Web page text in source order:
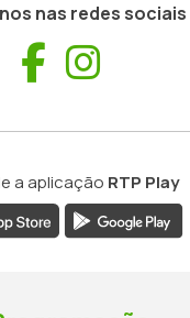
nas redes sociais
Facebook
a aplicação RTP Play